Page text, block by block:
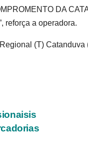
DA
reforça a operadora.
(T)